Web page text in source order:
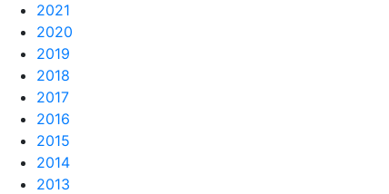
2021
2020
2019
2018
2017
2016
2015
2014
2013